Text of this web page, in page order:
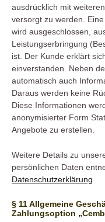
ausdrücklich mit
versorgt zu werden.
wird ausgeschlossen,
Leistungserbringung
ist. Der Kunde erklärt
einverstanden. Neben
automatisch auch
Daraus werden keine
Diese Informationen
anonymisierter Form
Angebote zu erstellen.
Weitere Details zu
persönlichen Daten
Datenschutzerklärung
§ 11 Allgemeine
Zahlungsoption